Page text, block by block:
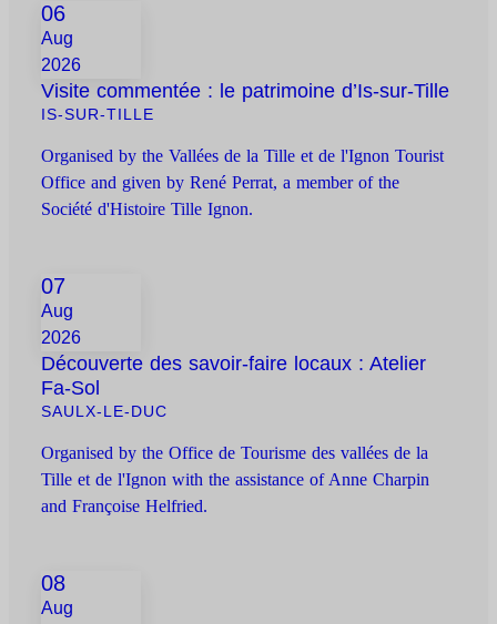
06
Aug
2026
Visite commentée : le patrimoine d’Is-sur-Tille
IS-SUR-TILLE
Organised by the Vallées de la Tille et de l'Ignon Tourist
Office and given by René Perrat, a member of the
Société d'Histoire Tille Ignon.
07
Aug
2026
Découverte des savoir-faire locaux : Atelier
Fa-Sol
SAULX-LE-DUC
Organised by the Office de Tourisme des vallées de la
Tille et de l'Ignon with the assistance of Anne Charpin
and Françoise Helfried.
08
Aug